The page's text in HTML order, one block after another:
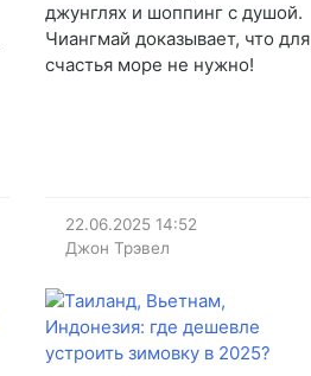
джунглях и шоппинг с душой.
Чиангмай доказывает, что для
счастья море не нужно!
22.06.2025 14:52
Джон Трэвел